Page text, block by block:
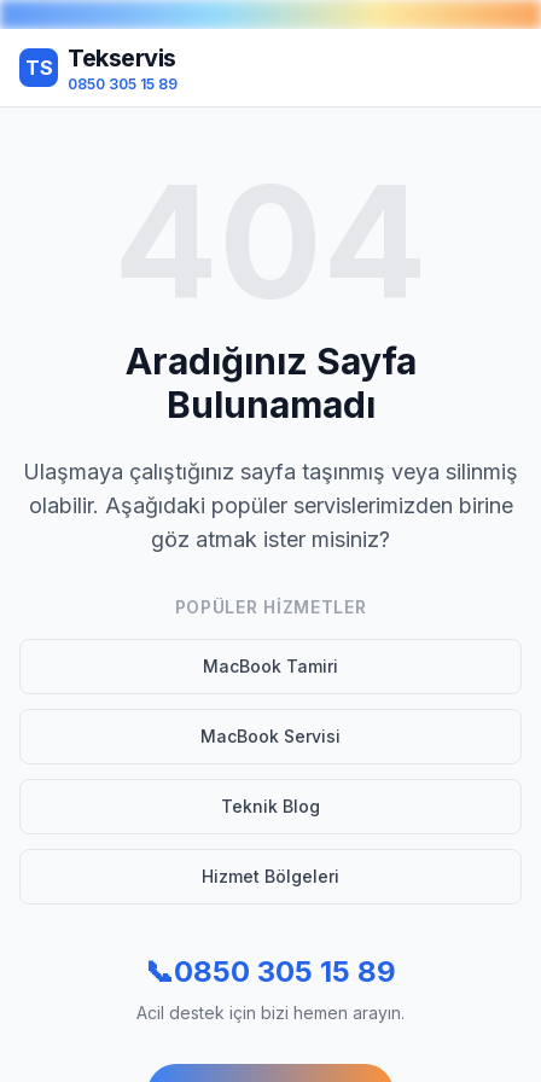
TS Tekservis
0850 305 15 89
Aradığınız Sayfa
Bulunamadı
Ulaşmaya çalıştığınız sayfa taşınmış veya silinmiş
olabilir. Aşağıdaki popüler servislerimizden birine
göz atmak ister misiniz?
POPÜLER HIZMETLER
MacBook Tamiri
MacBook Servisi
Teknik Blog
Hizmet Bölgeleri
📞0850 305 15 89
Acil destek için bizi hemen arayın.